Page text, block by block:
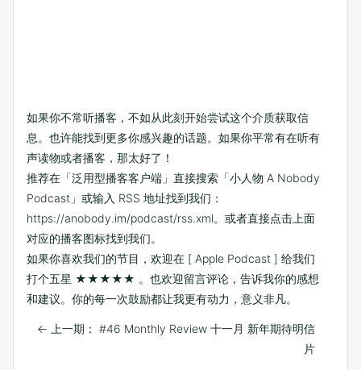
如果你不常听播客，不如从此刻开始尝试这个介质获取信
息。也许能找到更多你感兴趣的话题。如果你平常有在听有
声读物或者播客，那太好了！
推荐在「泛用型播客客户端」直接搜索「小人物 A Nobody
Podcast」或输入 RSS 地址找到我们：
https://anobody.im/podcast/rss.xml。或者直接点击上面
对应的播客图标找到我们。
如果你喜欢我们的节目，欢迎在 [ Apple Podcast ] 给我们
打个五星 ★★★★★ 。也欢迎留言评论，告诉我你的感想
和建议。你的每一次鼓励都让我更有动力，意义非凡。
← 上一期： #46 Monthly Review 十一月 新年期待明信
片